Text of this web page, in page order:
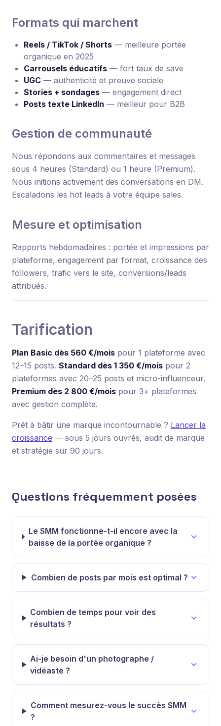
Formats qui marchent
Reels / TikTok / Shorts — meilleure portée
organique en 2025
Carrousels éducatifs — fort taux de save
UGC — authenticité et preuve sociale
Stories + sondages — engagement direct
Posts texte LinkedIn — meilleur pour B2B
Gestion de communauté
Nous répondons aux commentaires et messages
sous 4 heures (Standard) ou 1 heure (Premium).
Nous initions activement des conversations en DM.
Escaladons les hot leads à votre équipe sales.
Mesure et optimisation
Rapports hebdomadaires : portée et impressions par
plateforme, engagement par format, croissance des
followers, trafic vers le site, conversions/leads
attribués.
Tarification
Plan Basic dès 560 €/mois pour 1 plateforme avec
12–15 posts. Standard dès 1 350 €/mois pour 2
plateformes avec 20–25 posts et micro-influenceur.
Premium dès 2 800 €/mois pour 3+ plateformes
avec gestion complète.
Prêt à bâtir une marque incontournable ? Lancer la
croissance — sous 5 jours ouvrés, audit de marque
et stratégie sur 90 jours.
Questions fréquemment posées
Le SMM fonctionne-t-il encore avec la
baisse de la portée organique ?
Combien de posts par mois est optimal ?
Combien de temps pour voir des
résultats ?
Ai-je besoin d'un photographe /
vidéaste ?
Comment mesurez-vous le succès SMM
?